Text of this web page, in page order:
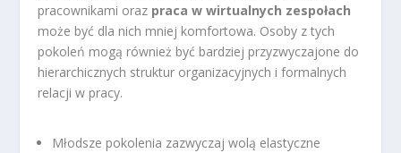
pracownikami oraz praca w wirtualnych zespołach
może być dla nich mniej komfortowa. Osoby z tych
pokoleń mogą również być bardziej przyzwyczajone do
hierarchicznych struktur organizacyjnych i formalnych
relacji w pracy.
Młodsze pokolenia zazwyczaj wolą elastyczne